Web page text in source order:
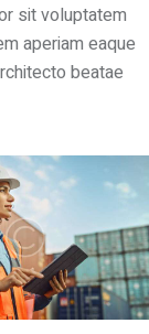
sit voluptatem
aperiam eaque
beatae